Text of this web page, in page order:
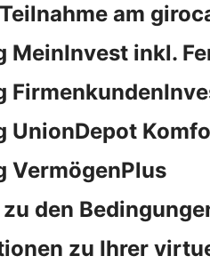
am
MeinInvest inkl.
UnionDepot
VermögenPlus
den
zu Ihrer